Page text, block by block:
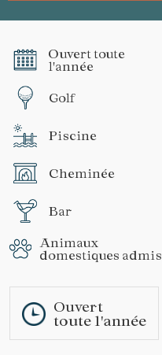
Ouvert toute
l'année
Golf
Piscine
Cheminée
Bar
Animaux
domestiques admis
Ouvert
toute l'année